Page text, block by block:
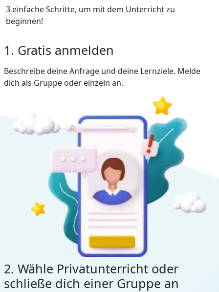
3 einfache Schritte, um mit dem Unterricht zu
beginnen!
1. Gratis anmelden
Beschreibe deine Anfrage und deine Lernziele. Melde
dich als Gruppe oder einzeln an.
2. Wähle Privatunterricht oder
schließe dich einer Gruppe an